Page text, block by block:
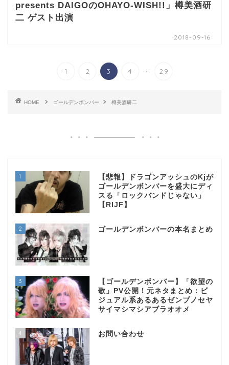
presents DAIGOのOHAYO-WISH!!」樽美酒研
二 ゲスト出演
2018-09-16
1 2 3 4 ... 29
HOME ゴールデンボンバー 樽美酒研二
1
【悲報】ドラゴンアッシュのKjが
ゴールデンボンバーを盛大にディ
スる「ロックバンドじゃない」
【RIJF】
2 ゴールデンボンバーの本名まとめ
3
【ゴールデンボンバー】「欲望の
歌」PV公開！元ネタまとめ：ビ
ジュアル系あるあるゼンブノセヤ
サイマシマシアブラオオメ
4 お問い合わせ